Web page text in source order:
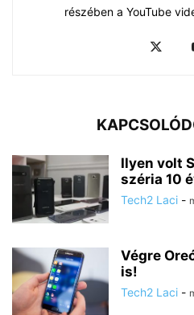
részében a YouTube
Ilyen volt
széria 10
Tech2 Laci -
Végre
is!
Tech2 Laci -